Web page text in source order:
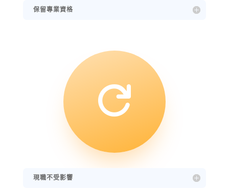
保留專業資格

現職不受影響